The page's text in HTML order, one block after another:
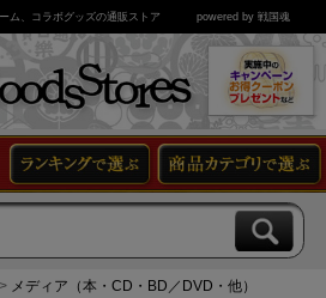
ム、コラボグッズの通販ストア powered by 戦国魂
メディア（本・CD・BD／DVD・他）